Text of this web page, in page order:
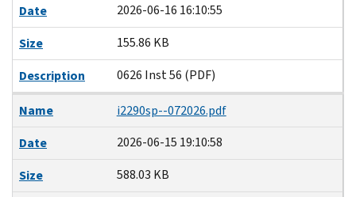
Date
2026-06-16 16:10:55
Size
155.86 KB
Description
0626 Inst 56 (PDF)
Name
i2290sp--072026.pdf
Date
2026-06-15 19:10:58
Size
588.03 KB